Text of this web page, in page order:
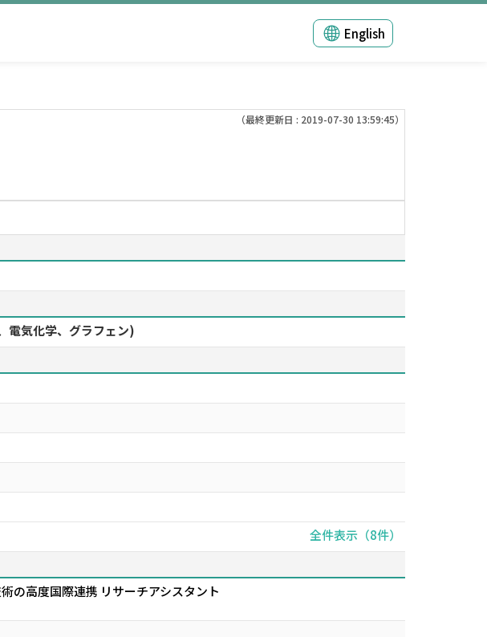
English
（最終更新日 : 2019-07-30 13:59:45）
電気化学、グラフェン)
全件表示（8件）
の高度国際連携 リサーチアシスタント